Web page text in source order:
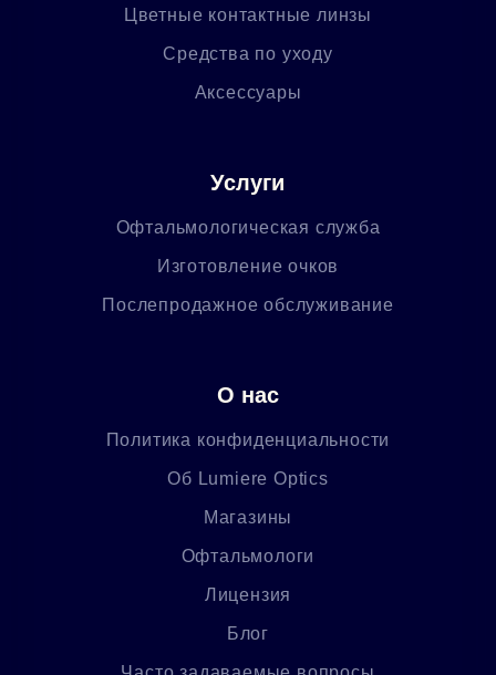
Цветные контактные линзы
Средства по уходу
Аксессуары
Услуги
Офтальмологическая служба
Изготовление очков
Послепродажное обслуживание
О нас
Политика конфиденциальности
Об Lumiere Optics
Магазины
Офтальмологи
Лицензия
Блог